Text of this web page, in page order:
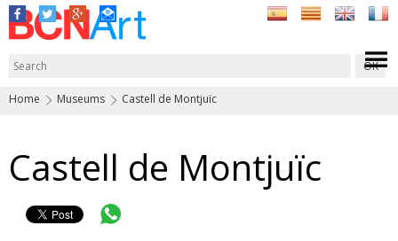
Home Museums Castell de Montjuïc
Castell de Montjuïc